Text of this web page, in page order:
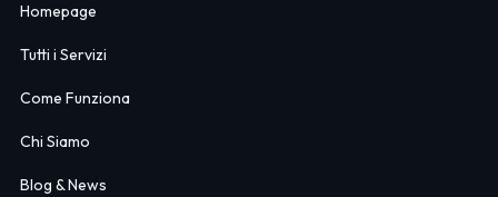
Homepage
Tutti i Servizi
Come Funziona
Chi Siamo
Blog & News